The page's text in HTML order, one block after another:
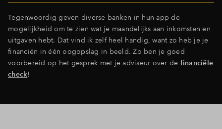
Tegenwoordig geven diverse banken in hun app de
mogelijkheid om te zien wat je maandelijks aan inkomsten en
uitgaven hebt. Dat vind ik zelf heel handig, want zo heb je je
financiën in één oogopslag in beeld. Zo ben je goed
voorbereid op het gesprek met je adviseur over de financiële
check!